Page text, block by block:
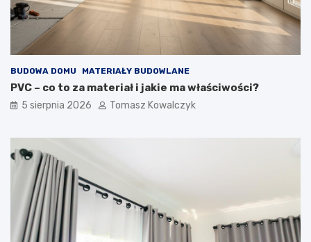
BUDOWA DOMU MATERIAŁY BUDOWLANE
PVC – co to za materiał i jakie ma właściwości?
5 sierpnia 2026 Tomasz Kowalczyk